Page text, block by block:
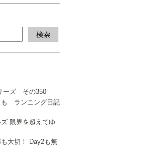
ーズ その350
も ランニング日記
限界を超えてゆ
大切！ Day2も無